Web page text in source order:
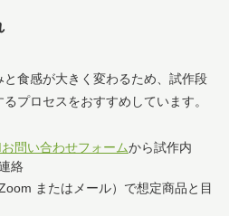
食感が大きく変わるため、試作段
プロセスをおすすめしています。
問い合わせフォームから試作内
絡
またはメール）で想定商品と目